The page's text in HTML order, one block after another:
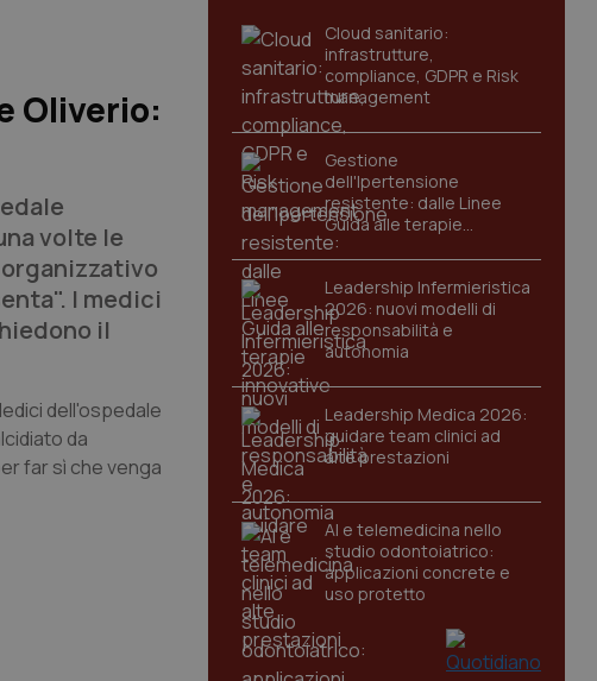
Oliverio:
volte le
I medici
il
dell'ospedale
da
far sì che venga
Cloud sanitario:
infrastrutture,
compliance, GDPR e Risk
management
Gestione
dell'Ipertensione
resistente: dalle Linee
Guida alle terapie
innovative
Leadership Infermieristica
2026: nuovi modelli di
responsabilità e
autonomia
Leadership Medica 2026:
guidare team clinici ad
alte prestazioni
AI e telemedicina nello
studio odontoiatrico:
applicazioni concrete e
uso protetto